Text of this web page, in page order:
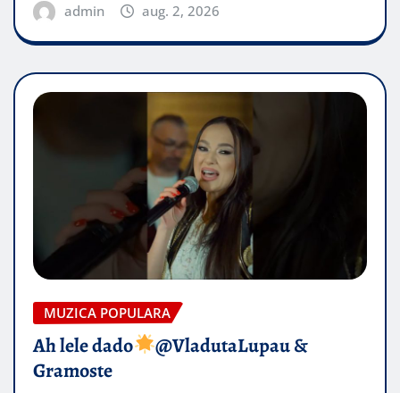
admin aug. 2, 2026
MUZICA POPULARA
Ah lele dado​
@VladutaLupau &
Gramoste